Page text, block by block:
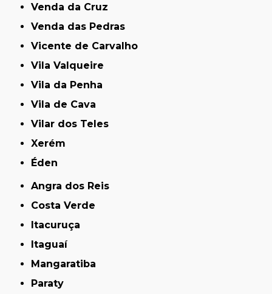
Venda da Cruz
Venda das Pedras
Vicente de Carvalho
Vila Valqueire
Vila da Penha
Vila de Cava
Vilar dos Teles
Xerém
Éden
Angra dos Reis
Costa Verde
Itacuruça
Itaguaí
Mangaratiba
Paraty